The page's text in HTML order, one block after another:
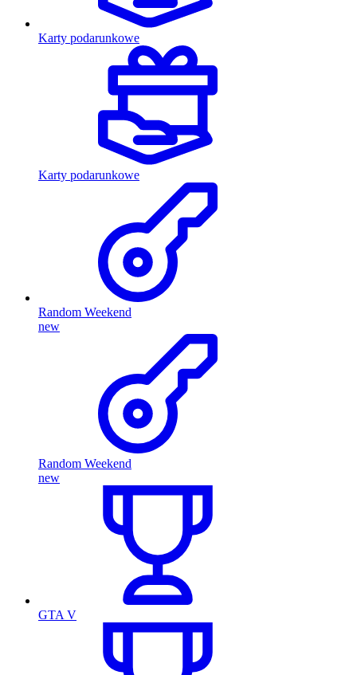
Karty podarunkowe
Karty podarunkowe
Random Weekend
new
Random Weekend
new
GTA V